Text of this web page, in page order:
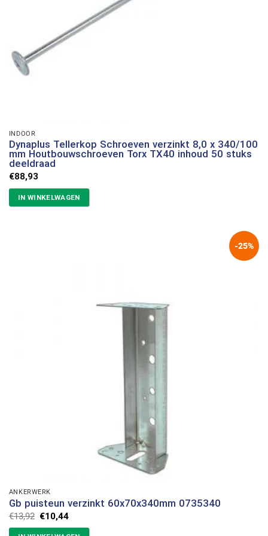
INDOOR
Dynaplus Tellerkop Schroeven verzinkt 8,0 x 340/100
mm Houtbouwschroeven Torx TX40 inhoud 50 stuks
deeldraad
€88,93
IN WINKELWAGEN
-25%
ANKERWERK
Gb puisteun verzinkt 60x70x340mm 0735340
€13,92 Oorspronkelijke
prijs
was:
€10,44Huidige
is: